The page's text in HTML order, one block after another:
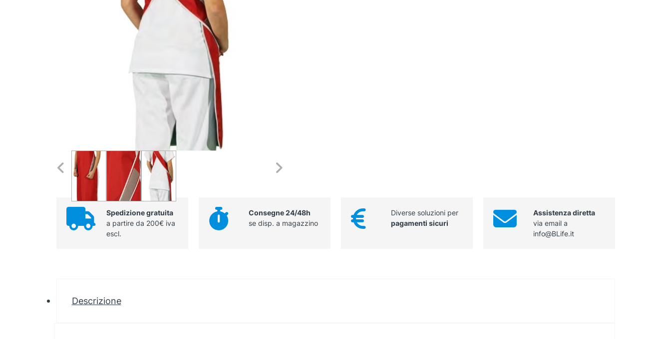
Spedizione gratuita
a partire da 200€ iva
escl.
Consegne 24/48h
se disp. a magazzino
Diverse soluzioni per
pagamenti sicuri
Assistenza diretta
via email a
info@BLife.it
Descrizione